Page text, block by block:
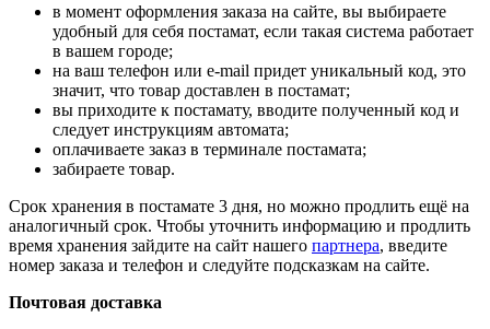
в момент оформления заказа на сайте, вы выбираете
удобный для себя постамат, если такая система работает
в вашем городе;
на ваш телефон или e-mail придет уникальный код, это
значит, что товар доставлен в постамат;
вы приходите к постамату, вводите полученный код и
следует инструкциям автомата;
оплачиваете заказ в терминале постамата;
забираете товар.
Срок хранения в постамате 3 дня, но можно продлить ещё на
аналогичный срок. Чтобы уточнить информацию и продлить
время хранения зайдите на сайт нашего партнера, введите
номер заказа и телефон и следуйте подсказкам на сайте.
Почтовая доставка